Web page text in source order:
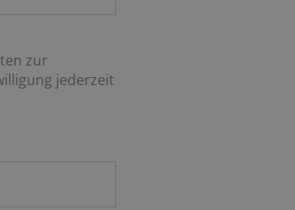
zur
jederzeit